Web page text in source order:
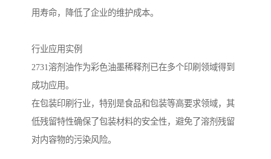
用寿命，降低了企业的维护成本。
行业应用实例
2731溶剂油作为彩色油墨稀释剂已在多个印刷领域得到
成功应用。
在包装印刷行业，特别是食品和包装等高要求领域，其
低残留特性确保了包装材料的安全性，避免了溶剂残留
对内容物的污染风险。